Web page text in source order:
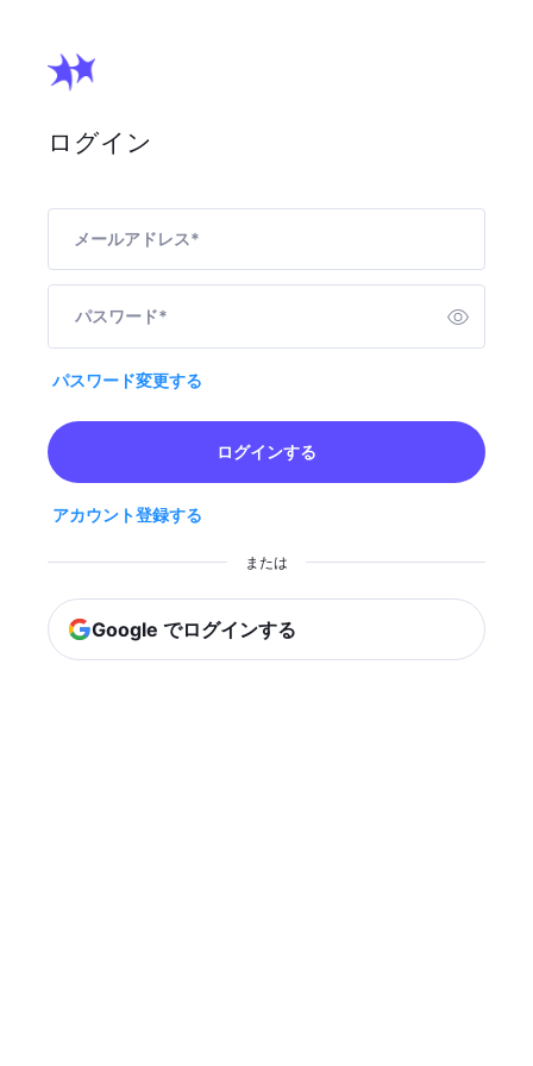
ログイン
メールアドレス*
パスワード*
パスワード変更する
ログインする
アカウント登録する
または
Google でログインする